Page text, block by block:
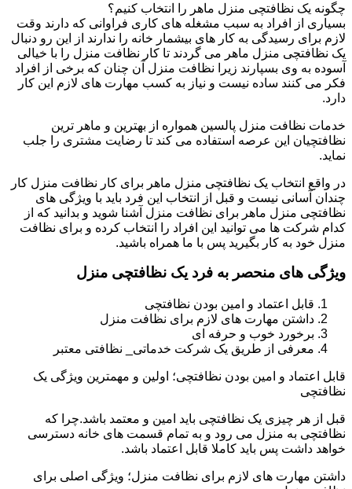
چگونه یک نظافتچی منزل ماهر را انتخاب کنیم؟
بسیاری از افراد به سبب مشغله های کاری فراوانی که دارند وقت
لازم برای رسیدگی به کار های بیشمار خانه را ندارند از این رو دنبال
یک نظافتچی منزل ماهر می گردند تا کار نظافت منزل را با خیالی
آسوده به وی بسپارند زیرا نظافت منزل آن چنان که برخی از افراد
فکر می کنند ساده نیست و نیاز به کسب مهارت های لازم این کار
دارد.
خدمات نظافت منزل پالسین همواره از بهترین و ماهر ترین
نظافتچیان این عرصه استفاده می کند تا رضایت مشتری را جلب
نماید.
در واقع انتخاب یک نظافتچی منزل ماهر برای کار نظافت منزل کار
چندان آسانی نیست و قبل از انتخاب این فرد باید با ویژگی های
نظافتچی منزل ماهر برای نظافت منزل آشنا شوید و بدانید که از
کدام شرکت ها می توانید این افراد را انتخاب کرده و برای نظافت
منزل خود به کار بگیرید پس با ما همراه باشید.
ویژگی های منحصر به فرد یک نظافتچی منزل
قابل اعتماد و امین بودن نظافتچی
داشتن مهارت های لازم برای نظافت منزل
برخورد خوب و حرفه ای
معرفی از طریق یک شرکت خدماتی_ نظافتی معتبر
قابل اعتماد و امین بودن نظافتچی؛ اولین و مهمترین ویژگی یک
نظافتچی
قبل از هر چیزی یک نظافتچی باید امین و معتمد باشد.چرا که
نظافتچی به منزل می رود و به تمام قسمت های خانه دسترسی
خواهد داشت پس باید کاملا قابل اعتماد باشد.
داشتن مهارت های لازم برای نظافت منزل؛ ویژگی اصلی برای